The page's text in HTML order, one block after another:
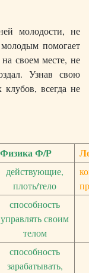
молодости, не
помогает
своем месте, не
Узнав свою
всегда не
Физика Ф/Р
действующие,
плоть/тело
способность
управлять своим
телом
способность
зарабатывать,